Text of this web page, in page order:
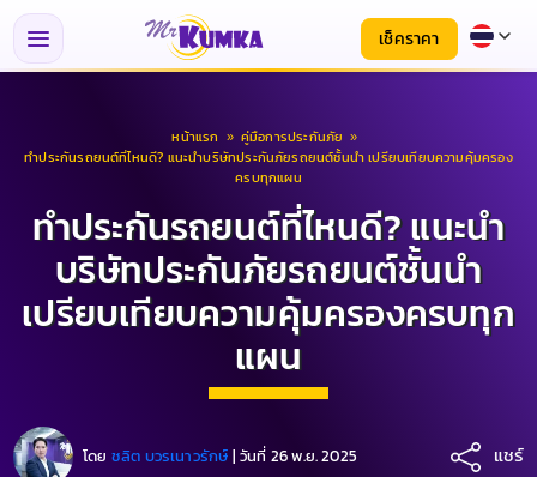
เช็คราคา
หน้าแรก » คู่มือการประกันภัย »
ทำประกันรถยนต์ที่ไหนดี? แนะนำบริษัทประกันภัยรถยนต์ชั้นนำ เปรียบเทียบความคุ้มครอง
ครบทุกแผน
ทำประกันรถยนต์ที่ไหนดี? แนะนำ
บริษัทประกันภัยรถยนต์ชั้นนำ
เปรียบเทียบความคุ้มครองครบทุก
แผน
โดย ชลิต บวรเนาวรักษ์ | วันที่ 26 พ.ย. 2025 แชร์